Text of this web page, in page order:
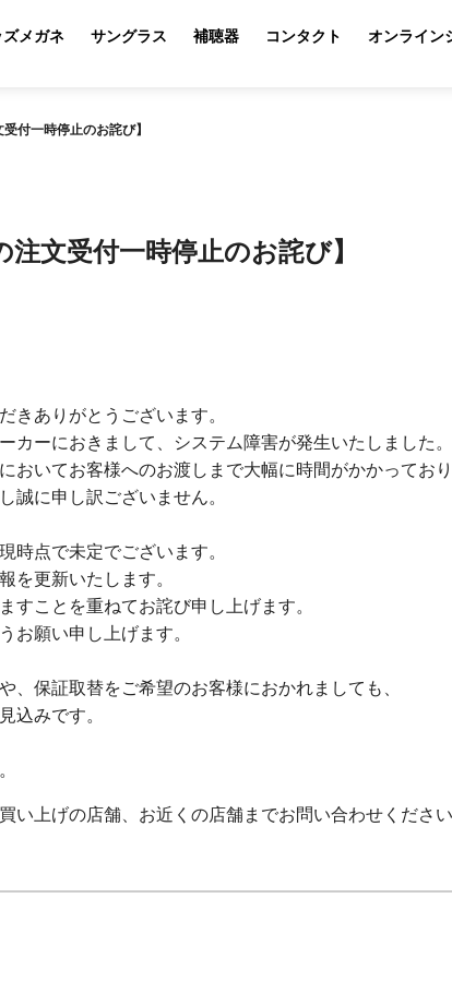
ズメガネ サングラス 補聴器 コンタクト オンライン
付一時停止のお詫び】
注文受付一時停止のお詫び】
きありがとうございます。
カーにおきまして、システム障害が発生いたしました。
おいてお客様へのお渡しまで大幅に時間がかかっており
誠に申し訳ございません。
時点で未定でございます。
を更新いたします。
すことを重ねてお詫び申し上げます。
お願い申し上げます。
、保証取替をご希望のお客様におかれましても、
込みです。
い上げの店舗、お近くの店舗までお問い合わせください